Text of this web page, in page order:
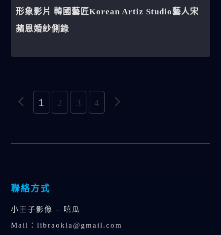
形象影片 韓國藝匠Korean Artiz Studio藝人宋
蘋恩婚紗側錄
1 2 3 4
聯絡方式
小王子影像 – 嘻瓜
Mail：libraokla@gmail.com